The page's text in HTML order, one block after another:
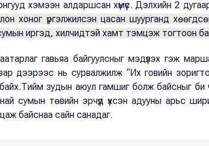
хэмээн алдаршсан хүмүүс. Дэлхийн 2
хоног үргэлжилсэн цасан шуурганд
иргэд, хилчидтэй хамт тэмцэж тогтоон
гавьяа байгуулсныг мэдүүлэх гэж
дээрээс нь сурвалжилж “Их говийн
зудын аюул гамшиг болж байсныг
сумын төвийн эрчүүд үхсэн адууны арьс
байснаа сайн санадаг.